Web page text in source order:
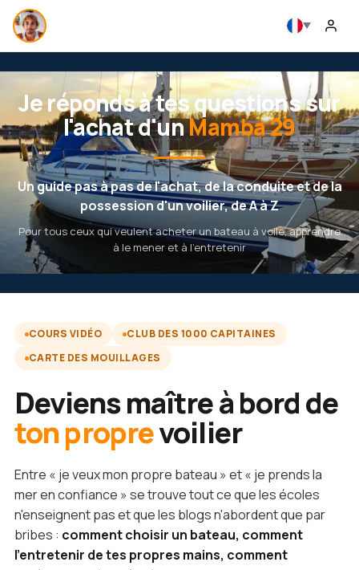
Je réponds à tes questions sur
l'achat d'unMamba 29
Un guide pas à pas de l'achat, de la conduite et de la
possession d'un voilier, de A à Z
Pour tous ceux qui veulent acheter un bateau à voile, apprendre
à le mener et à l'entretenir
COURS VIDÉO
CLUB DES 1000 CAPITAINES
CARTE DES MOUILLAGES
Deviens maître à bord de
ton proprevoilier
Entre « je veux mon propre bateau » et « je prends la
mer en confiance » se trouve tout ce que les écoles
n'enseignent pas et que les blogs n'abordent que par
bribes : comment choisir un bateau, comment
l'entretenir de tes propres mains, comment